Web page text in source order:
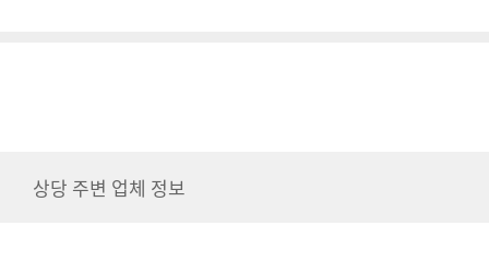
상당 주변 업체 정보